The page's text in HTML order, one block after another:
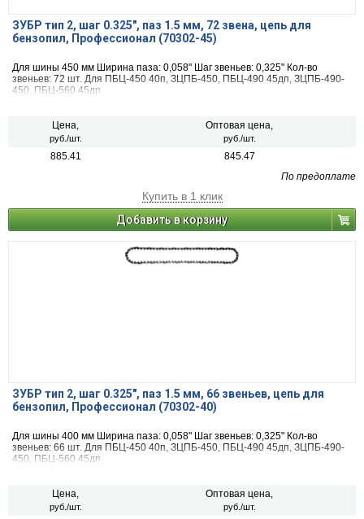
ЗУБР тип 2, шаг 0.325″, паз 1.5 мм, 72 звена, цепь для
бензопил, Профессионал (70302-45)
Для шины 450 мм Ширина паза: 0,058" Шаг звеньев: 0,325" Кол-во
звеньев: 72 шт. Для ПБЦ-450 40п, ЗЦПБ-450, ПБЦ-490 45дп, ЗЦПБ-490-
450, ПБЦ-560 45дп
Цена,
руб./шт.
Оптовая цена,
руб./шт.
885.41
845.47
По предоплате
Купить в 1 клик
Добавить в корзину
ЗУБР тип 2, шаг 0.325″, паз 1.5 мм, 66 звеньев, цепь для
бензопил, Профессионал (70302-40)
Для шины 400 мм Ширина паза: 0,058" Шаг звеньев: 0,325" Кол-во
звеньев: 66 шт. Для ПБЦ-450 40п, ЗЦПБ-450, ПБЦ-490 45дп, ЗЦПБ-490-
450, ПБЦ-560 45дп
Цена,
руб./шт.
Оптовая цена,
руб./шт.